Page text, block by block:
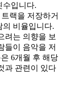
수입니다.
랙을 저장하거
의 비율입니다.
려는 의향을 보
들이 음악을 저
6개월 후 해당
과 관련이 있다